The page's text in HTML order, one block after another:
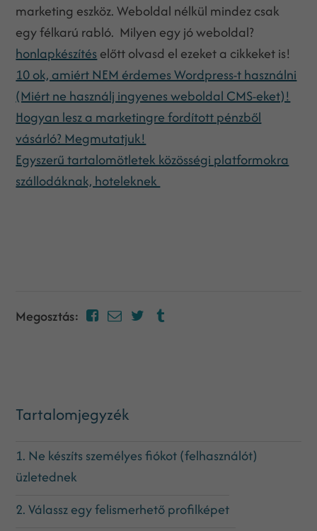
marketing eszköz. Weboldal nélkül mindez csak
egy félkarú rabló. Milyen egy jó weboldal?
honlapkészítés előtt olvasd el ezeket a cikkeket is!
10 ok, amiért NEM érdemes Wordpress-t használni
(Miért ne használj ingyenes weboldal CMS-eket)!
Hogyan lesz a marketingre fordított pénzből
vásárló? Megmutatjuk!
Egyszerű tartalomötletek közösségi platformokra
szállodáknak, hoteleknek
Megosztás:
Tartalomjegyzék
1. Ne készíts személyes fiókot (felhasználót)
üzletednek
2. Válassz egy felismerhető profilképet